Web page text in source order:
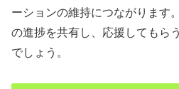
ーションの維持につながります
の進捗を共有し、応援してもら
でしょう。